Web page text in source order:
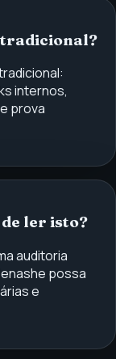
tradicional?
internos,
prova
ler isto?
auditoria
possa
e